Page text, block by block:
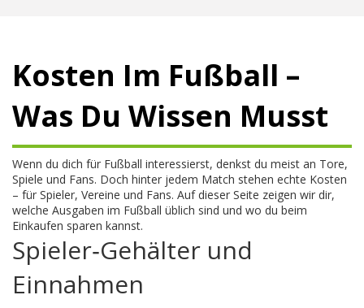
Kosten Im Fußball –
Was Du Wissen Musst
Wenn du dich für Fußball interessierst, denkst du meist an Tore,
Spiele und Fans. Doch hinter jedem Match stehen echte Kosten
– für Spieler, Vereine und Fans. Auf dieser Seite zeigen wir dir,
welche Ausgaben im Fußball üblich sind und wo du beim
Einkaufen sparen kannst.
Spieler‑Gehälter und
Einnahmen